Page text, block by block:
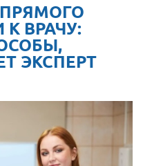
ВРАЧУ:
ЭКСПЕРТ